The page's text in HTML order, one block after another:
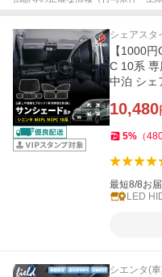
シェアスタ
【1000
C 10系
中泊 シェ
10,480
5% （
最短8/8お
LED
シエンタ(